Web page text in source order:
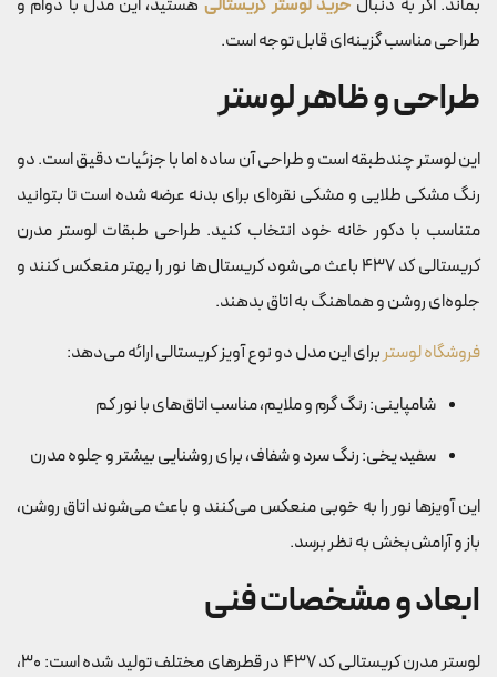
طراحی مناسب گزینه‌ای قابل توجه است.
طراحی و ظاهر لوستر
این لوستر چندطبقه است و طراحی آن ساده اما با جزئیات دقیق است. دو
رنگ مشکی طلایی و مشکی نقره‌ای برای بدنه عرضه شده است تا بتوانید
متناسب با دکور خانه خود انتخاب کنید. طراحی طبقات لوستر مدرن
کریستالی کد 437 باعث می‌شود کریستال‌ها نور را بهتر منعکس کنند و
جلوه‌ای روشن و هماهنگ به اتاق بدهند.
فروشگاه لوستربرای این مدل دو نوع آویز کریستالی ارائه می‌دهد:
شامپاینی: رنگ گرم و ملایم، مناسب اتاق‌های با نور کم
سفید یخی: رنگ سرد و شفاف، برای روشنایی بیشتر و جلوه مدرن
این آویزها نور را به خوبی منعکس می‌کنند و باعث می‌شوند اتاق روشن،
باز و آرامش‌بخش به نظر برسد.
ابعاد و مشخصات فنی
لوستر مدرن کریستالی کد 437 در قطرهای مختلف تولید شده است: 30،